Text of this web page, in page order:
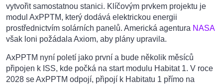
vytvořit samostatnou stanici. Klíčovým prvkem projektu je
modul AxPPTM, který dodává elektrickou energii
prostřednictvím solárních panelů. Americká agentura NASA
však loni požádala Axiom, aby plány upravila.
AxPPTM nyní poletí jako první a bude několik měsíců
připojen k ISS, kde počká na start modulu Habitat 1. V roce
2028 se AxPPTM odpojí, připojí k Habitatu 1 přímo na